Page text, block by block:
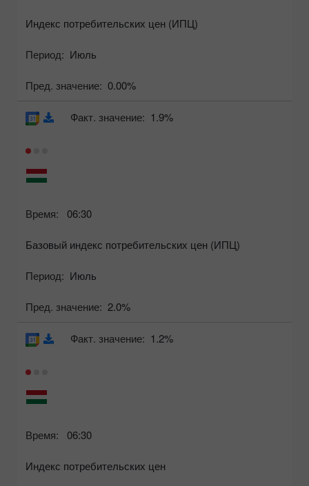
Индекс потребительских цен (ИПЦ)
Период: Июль
Пред. значение: 0.00%
Время: 06:30
Базовый индекс потребительских цен (ИПЦ)
Период: Июль
Пред. значение: 2.0%
Факт. значение: 1.9%
Время: 06:30
Индекс потребительских цен
Факт. значение: 1.2%